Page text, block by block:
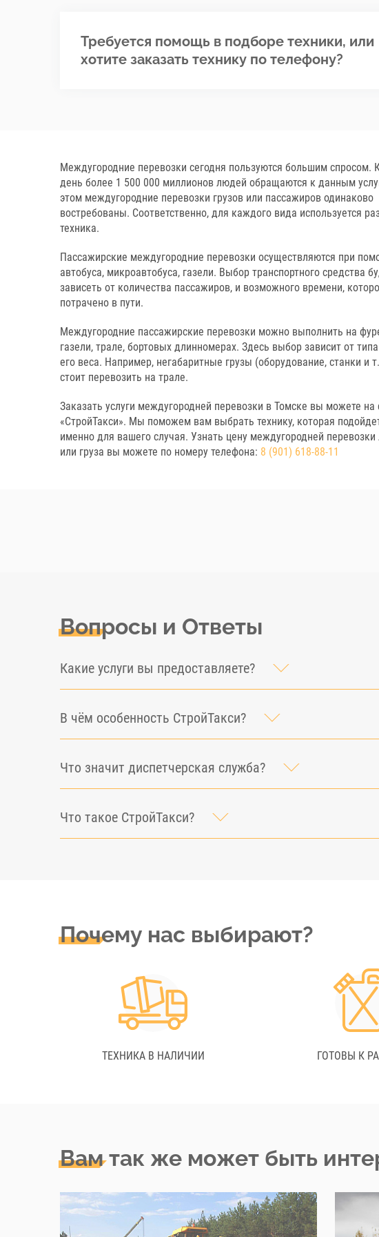
Требуется помощь в подборе техники, или
хотите заказать технику по телефону?
Междугородние перевозки сегодня пользуются большим спросом.
день более 1 500 000 миллионов людей обращаются к данным
этом междугородние перевозки грузов или пассажиров одинаково
востребованы. Соответственно, для каждого вида используется
техника.
Пассажирские междугородние перевозки осуществляются при
автобуса, микроавтобуса, газели. Выбор транспортного средства
зависеть от количества пассажиров, и возможного времени,
потрачено в пути.
Междугородние пассажирские перевозки можно выполнить на
газели, трале, бортовых длинномерах. Здесь выбор зависит от типа
его веса. Например, негабаритные грузы (оборудование, станки и
стоит перевозить на трале.
Заказать услуги междугородней перевозки в Томске вы можете на
«СтройТакси». Мы поможем вам выбрать технику, которая
именно для вашего случая. Узнать цену междугородней
или груза вы можете по номеру телефона: 8 (901) 618-88-11
Вопросы и Ответы
Какие услуги вы предоставляете?
В чём особенность СтройТакси?
Что значит диспетчерская служба?
Что такое СтройТакси?
Почему нас выбирают?
ТЕХНИКА В НАЛИЧИИ ГОТОВЫ К
Вам так же может быть